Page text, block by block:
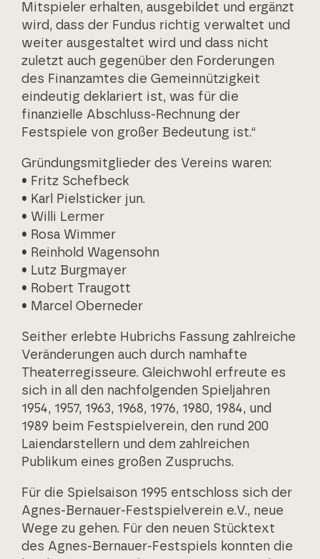
Mitspieler erhalten, ausgebildet und ergänzt
wird, dass der Fundus richtig verwaltet und
weiter ausgestaltet wird und dass nicht
zuletzt auch gegenüber den Forderungen
des Finanzamtes die Gemeinnützigkeit
eindeutig deklariert ist, was für die
finanzielle Abschluss-Rechnung der
Festspiele von großer Bedeutung ist.“
Gründungsmitglieder des Vereins waren:
• Fritz Schefbeck
• Karl Pielsticker jun.
• Willi Lermer
• Rosa Wimmer
• Reinhold Wagensohn
• Lutz Burgmayer
• Robert Traugott
• Marcel Oberneder
Seither erlebte Hubrichs Fassung zahlreiche
Veränderungen auch durch namhafte
Theaterregisseure. Gleichwohl erfreute es
sich in all den nachfolgenden Spieljahren
1954, 1957, 1963, 1968, 1976, 1980, 1984, und
1989 beim Festspielverein, den rund 200
Laiendarstellern und dem zahlreichen
Publikum eines großen Zuspruchs.
Für die Spielsaison 1995 entschloss sich der
Agnes-Bernauer-Festspielverein e.V., neue
Wege zu gehen. Für den neuen Stücktext
des Agnes-Bernauer-Festspiels konnten die